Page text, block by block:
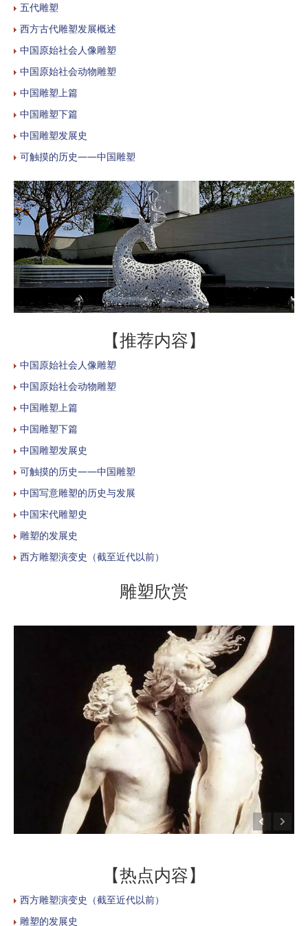
五代雕塑
西方古代雕塑发展概述
中国原始社会人像雕塑
中国原始社会动物雕塑
中国雕塑上篇
中国雕塑下篇
中国雕塑发展史
可触摸的历史——中国雕塑
【推荐内容】
中国原始社会人像雕塑
中国原始社会动物雕塑
中国雕塑上篇
中国雕塑下篇
中国雕塑发展史
可触摸的历史——中国雕塑
中国写意雕塑的历史与发展
中国宋代雕塑史
雕塑的发展史
西方雕塑演变史（截至近代以前）
雕塑欣赏
【热点内容】
西方雕塑演变史（截至近代以前）
雕塑的发展史